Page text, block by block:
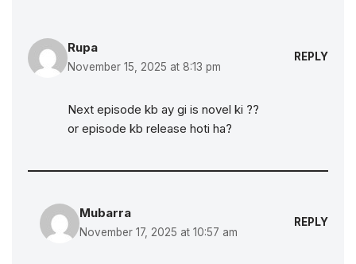
Rupa
November 15, 2025 at 8:13 pm
REPLY
Next episode kb ay gi is novel ki ??
or episode kb release hoti ha?
Mubarra
November 17, 2025 at 10:57 am
REPLY